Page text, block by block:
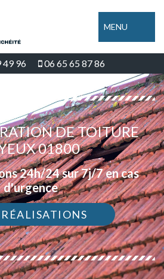
MENU
49 96 06 65 65 87 86
DE TOITURE
01800
24h/24 sur 7j/7 en cas
d'urgence
RÉALISATIONS